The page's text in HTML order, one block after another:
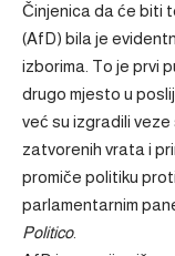
Činjenica da će biti
(AfD) bila je
izborima. To je prvi
drugo mjesto u
već su izgradili
zatvorenih vrata i
promiče politiku
parlamentarnim
Politico.